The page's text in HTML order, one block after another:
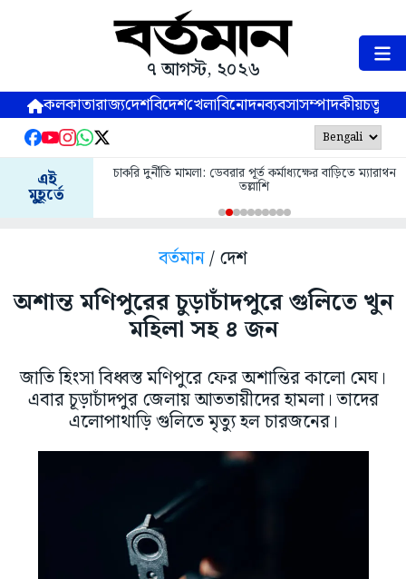
৭ আগস্ট, ২০২৬
কলকাতারাজ্যদেশবিদেশখেলাবিনোদনব্যবসাসম্পাদকীয়
এই
মুহূর্তে
চাকরি দুর্নীতি মামলা: ডেবরার পূর্ত কর্মাধ্যক্ষের বাড়িতে ম্যারাথন
তল্লাশি
বর্তমান/ দেশ
অশান্ত মণিপুরের চুড়াচাঁদপুরে গুলিতে খুন
মহিলা সহ ৪ জন
জাতি হিংসা বিধ্বস্ত মণিপুরে ফের অশান্তির কালো মেঘ।
এবার চূড়াচাঁদপুর জেলায় আততায়ীদের হামলা। তাদের
এলোপাথাড়ি গুলিতে মৃত্যু হল চারজনের।